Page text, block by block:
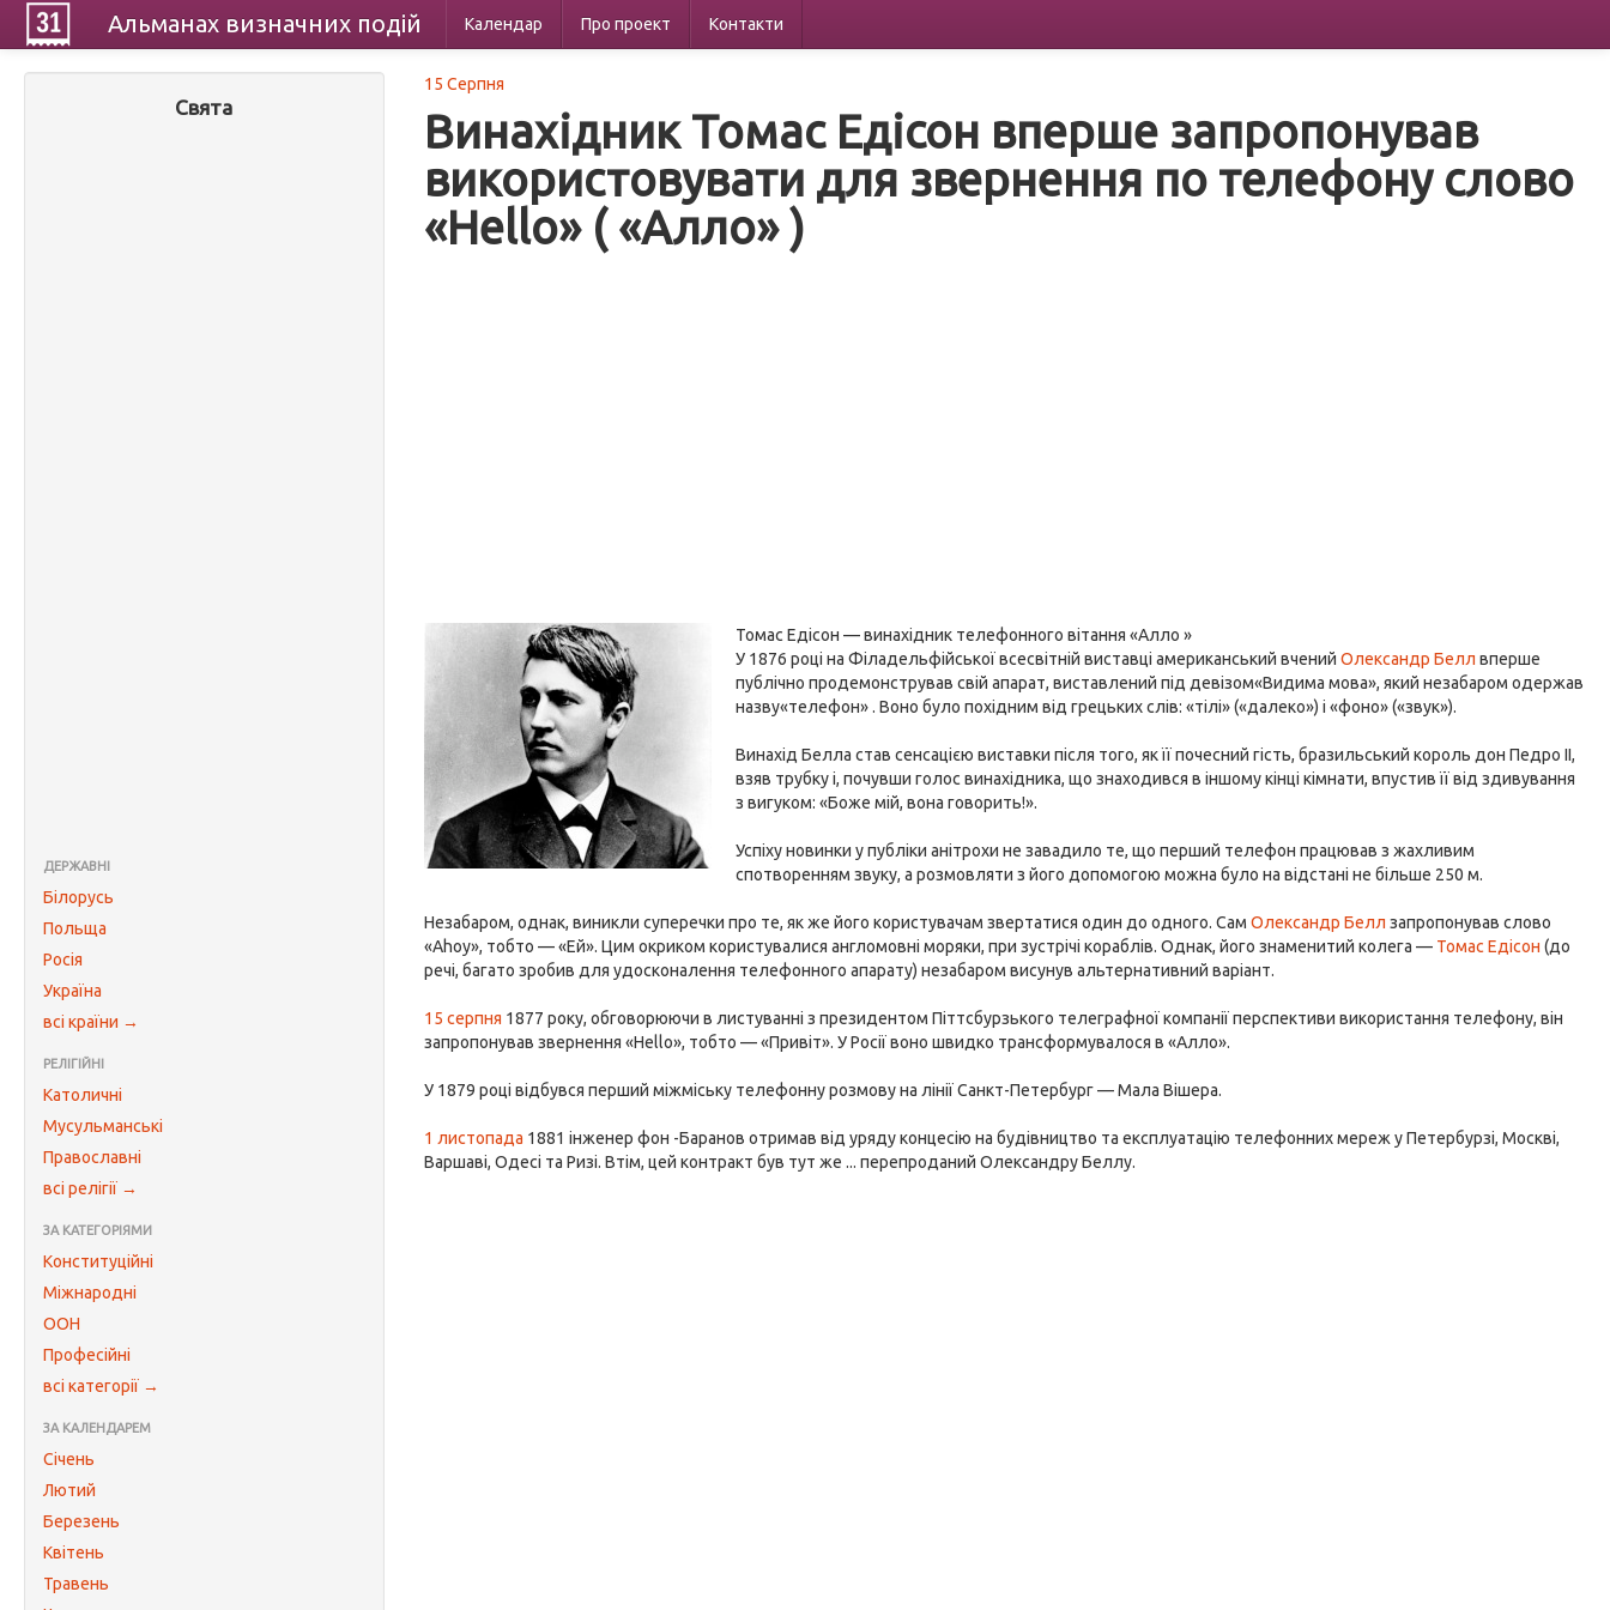
Альманах визначних подій Календар Про проект Контакти
Свята
ДЕРЖАВНІ
Білорусь
Польща
Росія
Україна
всі країни →
РЕЛІГІЙНІ
Католичні
Мусульманські
Православні
всі релігії →
ЗА КАТЕГОРІЯМИ
Конституційні
Міжнародні
ООН
Професійні
всі категорії →
ЗА КАЛЕНДАРЕМ
Січень
Лютий
Березень
Квітень
Травень
15 Серпня
Винахідник Томас Едісон вперше запропонував
використовувати для звернення по телефону слово
«Нello» ( «Алло» )
Томас Едісон — винахідник телефонного вітання «Алло »
У 1876 році на Філадельфійської всесвітній виставці американський вченийОлександр Белл вперше
публічно продемонстрував свій апарат, виставлений під девізом«Видима мова», який незабаром одержав
назву«телефон» . Воно було похідним від грецьких слів: «тілі» («далеко») і «фоно» («звук»).
Винахід Белла став сенсацією виставки після того, як її почесний гість, бразильський король дон Педро II,
взяв трубку і, почувши голос винахідника, що знаходився в іншому кінці кімнати, впустив її від здивування
з вигуком: «Боже мій, вона говорить!».
Успіху новинки у публіки анітрохи не завадило те, що перший телефон працював з жахливим
спотворенням звуку, а розмовляти з його допомогою можна було на відстані не більше 250 м.
Незабаром, однак, виникли суперечки про те, як же його користувачам звертатися один до одного. СамОлександр Белл запропонував слово
«Аhoy», тобто — «Ей». Цим окриком користувалися англомовні моряки, при зустрічі кораблів. Однак, його знаменитий колега — Томас Едісон (до
речі, багато зробив для удосконалення телефонного апарату) незабаром висунув альтернативний варіант.
15 серпня 1877 року, обговорюючи в листуванні з президентом Піттсбурзького телеграфної компанії перспективи використання телефону, він
запропонував звернення «Нello», тобто — «Привіт». У Росії воно швидко трансформувалося в «Алло».
У 1879 році відбувся перший міжміську телефонну розмову на лінії Санкт-Петербург — Мала Вішера.
1 листопада 1881 інженер фон -Баранов отримав від уряду концесію на будівництво та експлуатацію телефонних мереж у Петербурзі, Москві,
Варшаві, Одесі та Ризі. Втім, цей контракт був тут же ... перепроданий Олександру Беллу.